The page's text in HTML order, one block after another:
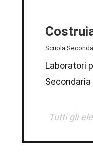
Scuola
Laboratori